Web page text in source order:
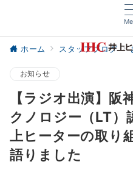
ホーム スタッフブログ
お知らせ
【ラジオ出演】阪
クノロジー（LT）
上ヒーターの取り
語りました